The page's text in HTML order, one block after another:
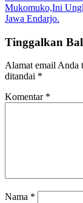
Mukomuko,Ini
Jawa Endarjo.
Tinggalkan
Alamat email Anda
ditandai *
Komentar *
Nama *